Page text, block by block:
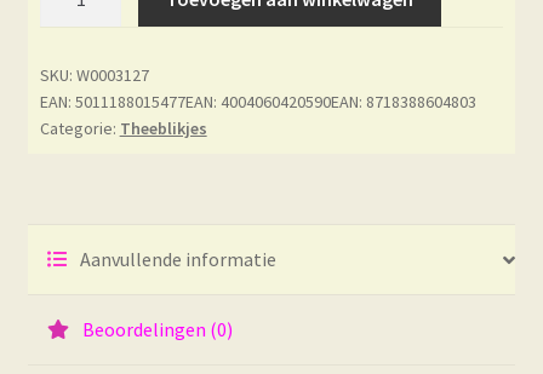
aantal
SKU: W0003127
EAN: 5011188015477EAN: 4004060420590EAN: 8718388604803
Categorie: Theeblikjes
Aanvullende informatie
Beoordelingen (0)